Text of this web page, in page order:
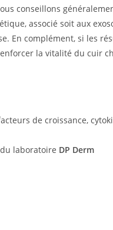
conseillons
associé soit aux
En complément, si les
la vitalité du cuir
de croissance,
du laboratoire DP Derm